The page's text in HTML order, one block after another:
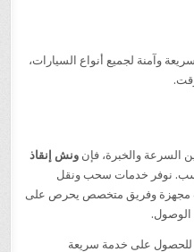
خدمة سريعة وآمنة لجميع أنواع السيارات،
السرعة والخبرة، فإنونش إنقاذ
نوفر خدمات سحب ونقل
مجهزة وفريق متخصص يحرص على
الوصول.
للحصول على خدمة سريعة